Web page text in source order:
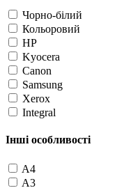
Чорно-білий
Кольоровий
HP
Kyocera
Canon
Samsung
Xerox
Integral
Інші особливості
A4
A3